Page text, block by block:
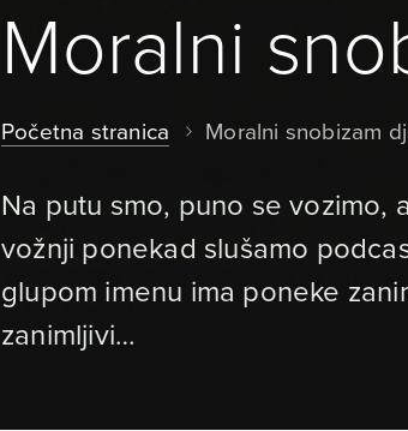
Moralni
Početna stranica Moralni snobizam
Na putu smo, puno se vozimo,
vožnji ponekad slušamo
glupom imenu ima poneke
zanimljivi…